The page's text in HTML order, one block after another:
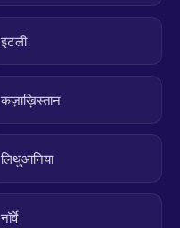
इटली
कज़ाख़िस्तान
लिथुआनिया
नॉर्वे